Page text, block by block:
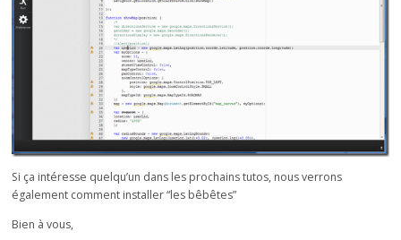
Si ça intéresse quelqu’un dans les prochains tutos, nous verrons
également comment installer “les bêbêtes”
Bien à vous,